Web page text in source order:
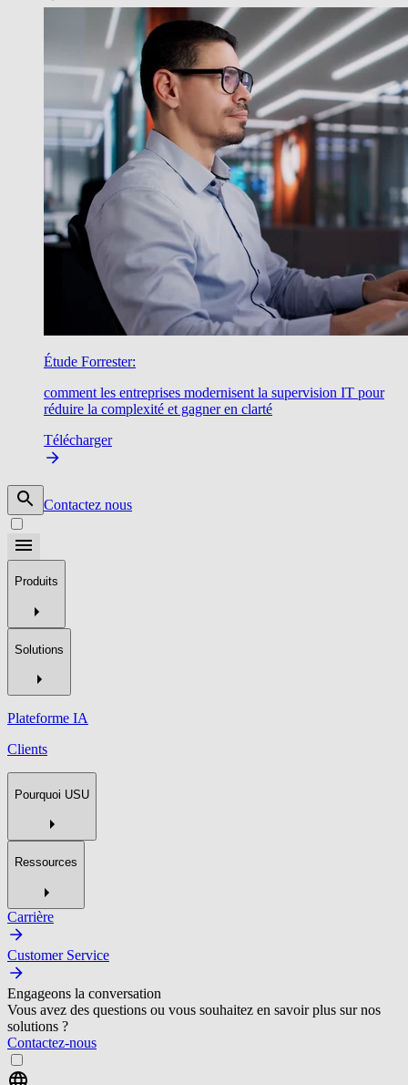
Étude Forrester:
comment les entreprises modernisent la supervision IT pour
réduire la complexité et gagner en clarté
Télécharger
Contactez nous
Produits
Solutions
Plateforme IA
Clients
Pourquoi USU
Ressources
Carrière
Customer Service
Engageons la conversation
Vous avez des questions ou vous souhaitez en savoir plus sur nos
solutions ?
Contactez-nous